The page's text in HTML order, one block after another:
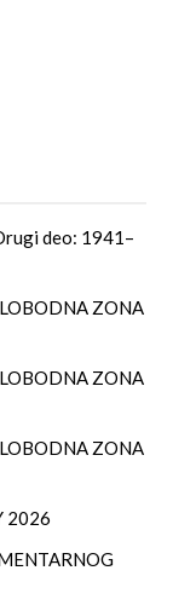
deo: 1941–
ZONA
ZONA
ZONA
2026